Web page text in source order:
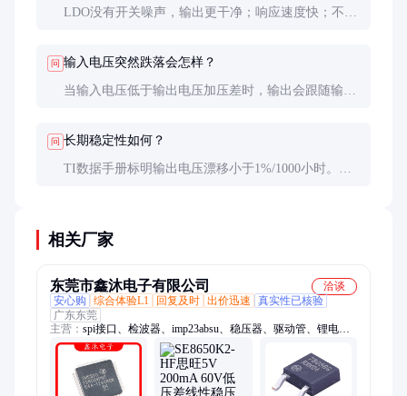
LDO没有开关噪声，输出更干净；响应速度快；不需
问 输入电压突然跌落会怎样？
当输入电压低于输出电压加压差时，输出会跟随输入
问 长期稳定性如何？
TI数据手册标明输出电压漂移小于1%/1000小时。在
相关厂家
东莞市鑫沐电子有限公司
洽谈
安心购
综合体验L1 回复及时 出价迅速
真实性已核验
广东东莞
主营： spi接口、检波器、imp23absu、稳压器、驱动管、锂电
池、电池组、放大器、传感器、调制器、调节器、升压器、
tlsr9516a、控制器、反相器、rt8753bfe、收发器、处理器、滤波
器、换芯片、gt4427dtr、锂离子、转换器、单片机、bm8563esa